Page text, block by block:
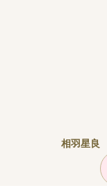
相羽星良